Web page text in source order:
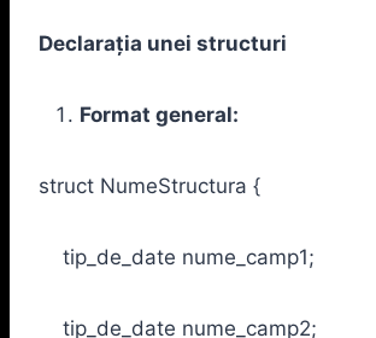
Declarația unei structuri
Format general:
struct NumeStructura {
tip_de_date nume_camp1;
tip_de_date nume_camp2;